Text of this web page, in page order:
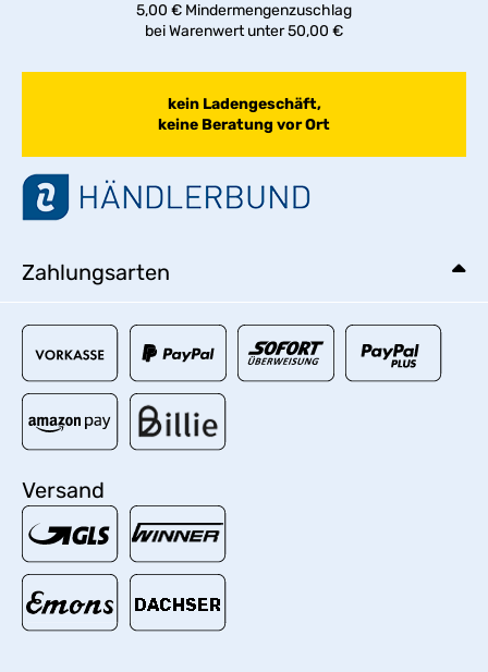
5,00 € Mindermengenzuschlag
bei Warenwert unter 50,00 €
kein Ladengeschäft,
keine Beratung vor Ort
Zahlungsarten
Versand